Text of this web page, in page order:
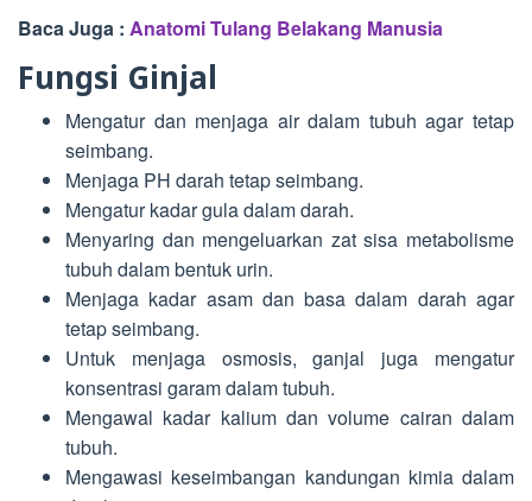
Baca Juga : Anatomi Tulang Belakang Manusia
Fungsi Ginjal
Mengatur dan menjaga air dalam tubuh agar tetap
seimbang.
Menjaga PH darah tetap seimbang.
Mengatur kadar gula dalam darah.
Menyaring dan mengeluarkan zat sisa metabolisme
tubuh dalam bentuk urin.
Menjaga kadar asam dan basa dalam darah agar
tetap seimbang.
Untuk menjaga osmosis, ganjal juga mengatur
konsentrasi garam dalam tubuh.
Mengawal kadar kalium dan volume cairan dalam
tubuh.
Mengawasi keseimbangan kandungan kimia dalam